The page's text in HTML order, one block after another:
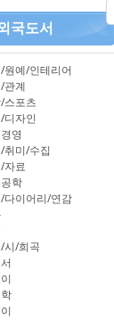
국도서
원예/인테리어
관계
스포츠
디자인
영
취미/수집
자료
학
다이어리/연감
시/희곡